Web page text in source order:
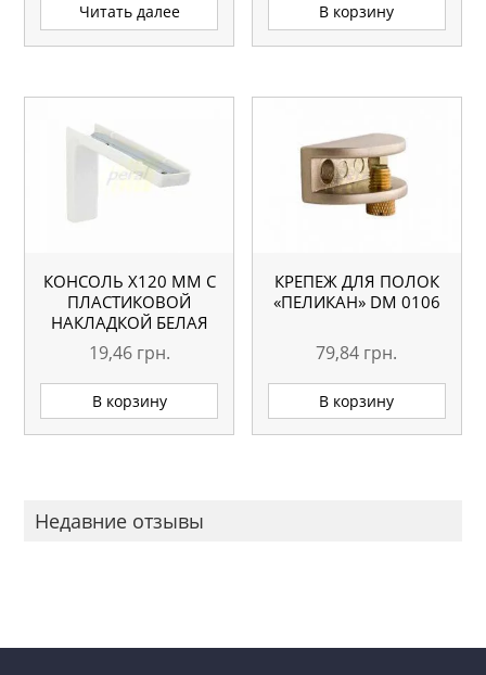
Читать далее В корзину
КОНСОЛЬ Х120 ММ С
ПЛАСТИКОВОЙ
НАКЛАДКОЙ БЕЛАЯ
19,46 грн.
В корзину
КРЕПЕЖ ДЛЯ ПОЛОК
«ПЕЛИКАН» DM 0106
79,84 грн.
В корзину
Недавние отзывы